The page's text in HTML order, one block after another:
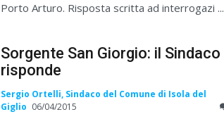
Porto Arturo. Risposta scritta ad interrogazi ...
Sorgente San Giorgio: il Sindaco
risponde
Sergio Ortelli, Sindaco del Comune di Isola del
Giglio 06/04/2015